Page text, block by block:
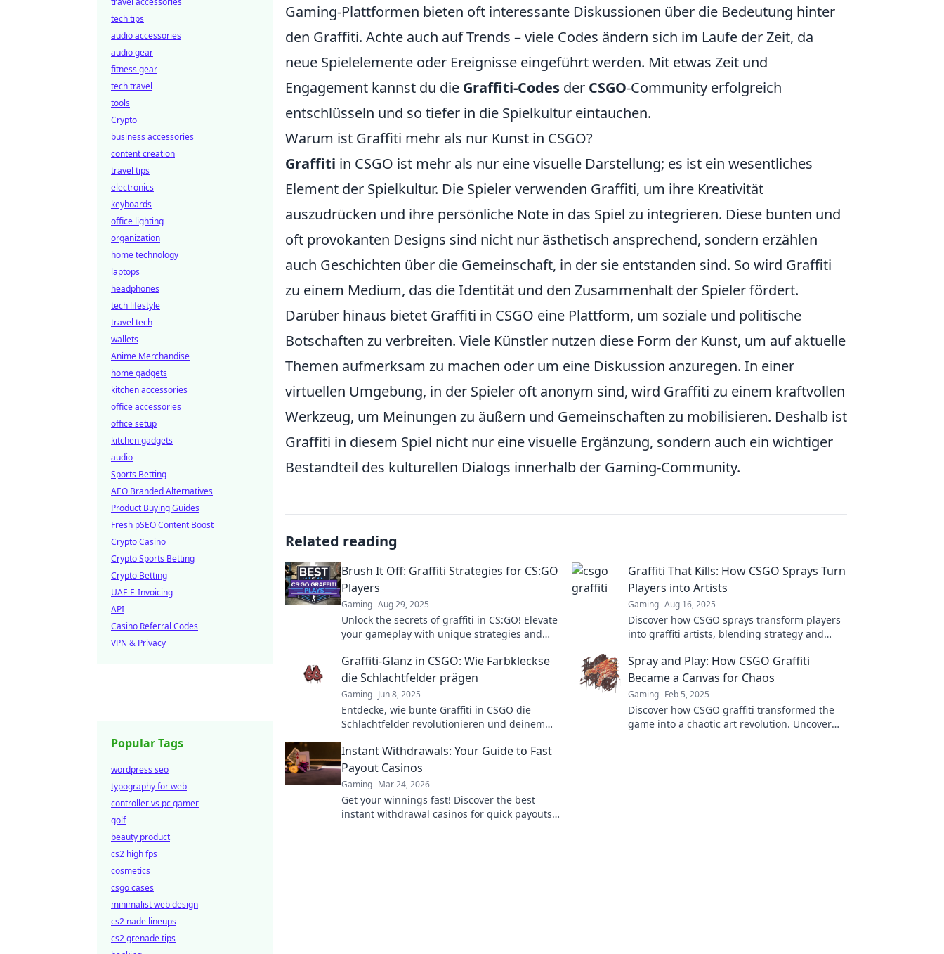
Gaming-Plattformen bieten oft interessante Diskussionen über die Bedeutung hinter
den Graffiti. Achte auch auf Trends – viele Codes ändern sich im Laufe der Zeit, da
neue Spielelemente oder Ereignisse eingeführt werden. Mit etwas Zeit und
Engagement kannst du die Graffiti-Codes der CSGO-Community erfolgreich
entschlüsseln und so tiefer in die Spielkultur eintauchen.
Warum ist Graffiti mehr als nur Kunst in CSGO?
Graffiti in CSGO ist mehr als nur eine visuelle Darstellung; es ist ein wesentliches
Element der Spielkultur. Die Spieler verwenden Graffiti, um ihre Kreativität
auszudrücken und ihre persönliche Note in das Spiel zu integrieren. Diese bunten und
oft provokanten Designs sind nicht nur ästhetisch ansprechend, sondern erzählen
auch Geschichten über die Gemeinschaft, in der sie entstanden sind. So wird Graffiti
zu einem Medium, das die Identität und den Zusammenhalt der Spieler fördert.
Darüber hinaus bietet Graffiti in CSGO eine Plattform, um soziale und politische
Botschaften zu verbreiten. Viele Künstler nutzen diese Form der Kunst, um auf aktuelle
Themen aufmerksam zu machen oder um eine Diskussion anzuregen. In einer
virtuellen Umgebung, in der Spieler oft anonym sind, wird Graffiti zu einem kraftvollen
Werkzeug, um Meinungen zu äußern und Gemeinschaften zu mobilisieren. Deshalb ist
Graffiti in diesem Spiel nicht nur eine visuelle Ergänzung, sondern auch ein wichtiger
Bestandteil des kulturellen Dialogs innerhalb der Gaming-Community.
Related reading
Brush It Off: Graffiti Strategies for CS:GO
Players
Gaming Aug 29, 2025
Unlock the secrets of graffiti in CS:GO! Elevate
your gameplay with unique strategies and
Graffiti That Kills: How CSGO Sprays Turn
Players into Artists
Gaming Aug 16, 2025
Discover how CSGO sprays transform players
into graffiti artists, blending strategy and
Graffiti-Glanz in CSGO: Wie Farbkleckse
die Schlachtfelder prägen
Gaming Jun 8, 2025
Entdecke, wie bunte Graffiti in CSGO die
Schlachtfelder revolutionieren und deinem
Spray and Play: How CSGO Graffiti
Became a Canvas for Chaos
Gaming Feb 5, 2025
Discover how CSGO graffiti transformed the
game into a chaotic art revolution. Uncover
Instant Withdrawals: Your Guide to Fast
Payout Casinos
Gaming Mar 24, 2026
Get your winnings fast! Discover the best
instant withdrawal casinos for quick payouts
tech tips
audio accessories
audio gear
fitness gear
tech travel
tools
Crypto
business accessories
content creation
travel tips
electronics
keyboards
office lighting
organization
home technology
laptops
headphones
tech lifestyle
travel tech
wallets
Anime Merchandise
home gadgets
kitchen accessories
office accessories
office setup
kitchen gadgets
audio
Sports Betting
AEO Branded Alternatives
Product Buying Guides
Fresh pSEO Content Boost
Crypto Casino
Crypto Sports Betting
Crypto Betting
UAE E-Invoicing
API
Casino Referral Codes
VPN & Privacy
Popular Tags
wordpress seo
typography for web
controller vs pc gamer
golf
beauty product
cs2 high fps
cosmetics
csgo cases
minimalist web design
cs2 nade lineups
cs2 grenade tips